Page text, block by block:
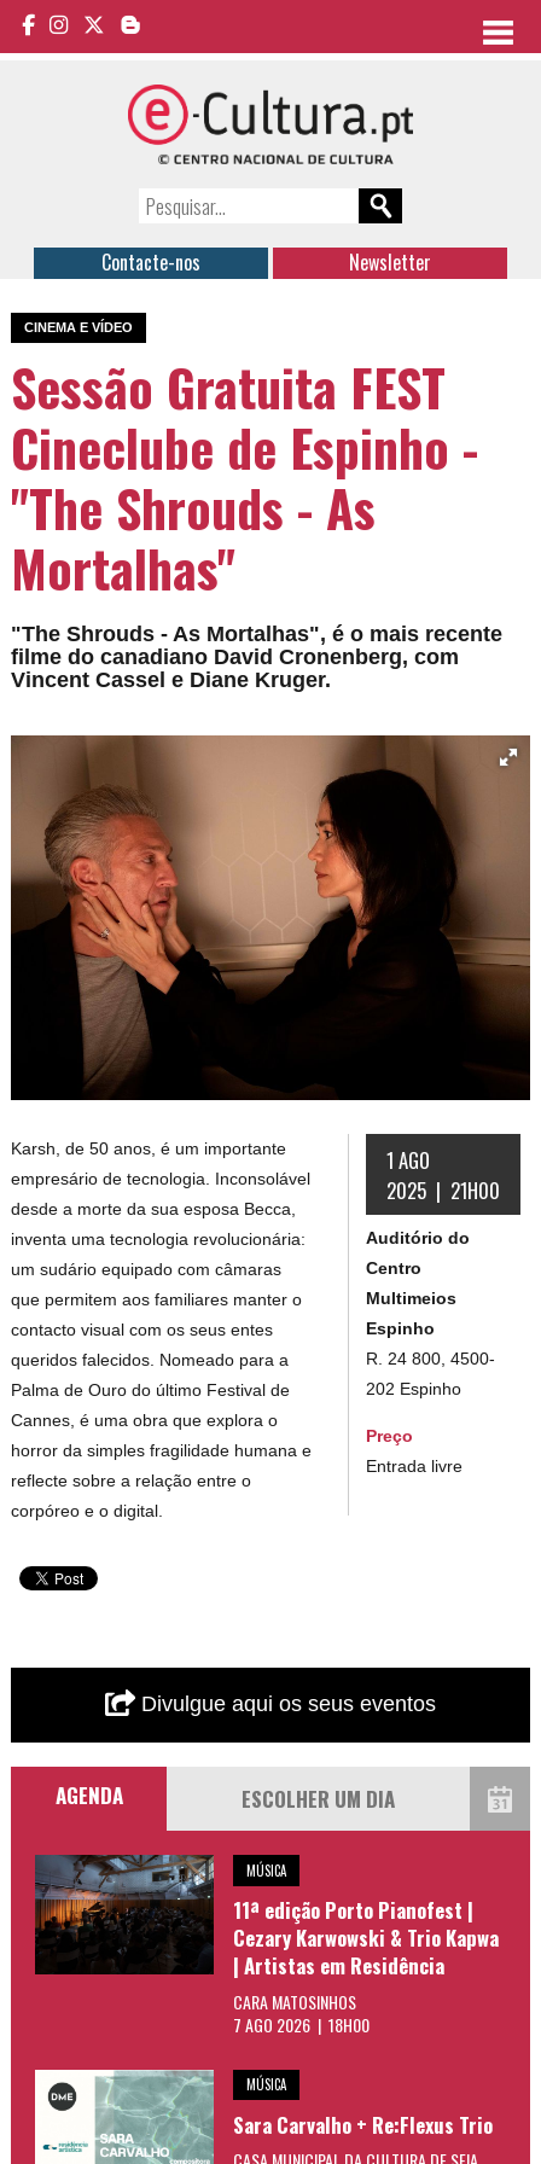
Contacte-nos Newsletter
CINEMA E VÍDEO
Sessão Gratuita FEST
Cineclube de Espinho -
"The Shrouds - As
Mortalhas"
"The Shrouds - As Mortalhas", é o mais recente
filme do canadiano David Cronenberg, com
Vincent Cassel e Diane Kruger.
1 AGO
2025 | 21H00
Auditório do
Centro
Multimeios
Espinho
R. 24 800, 4500-
202 Espinho
Preço
Entrada livre
Karsh, de 50 anos, é um importante
empresário de tecnologia. Inconsolável
desde a morte da sua esposa Becca,
inventa uma tecnologia revolucionária:
um sudário equipado com câmaras
que permitem aos familiares manter o
contacto visual com os seus entes
queridos falecidos. Nomeado para a
Palma de Ouro do último Festival de
Cannes, é uma obra que explora o
horror da simples fragilidade humana e
reflecte sobre a relação entre o
corpóreo e o digital.
Divulgue aqui os seus eventos
AGENDA
MÚSICA
11ª edição Porto Pianofest |
Cezary Karwowski & Trio Kapwa
| Artistas em Residência
CARA MATOSINHOS
7 AGO 2026 | 18H00
MÚSICA
Sara Carvalho + Re:Flexus Trio